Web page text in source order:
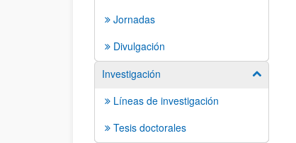
Jornadas
Divulgación
Investigación
Mostrar/
Líneas de investigación
Tesis doctorales